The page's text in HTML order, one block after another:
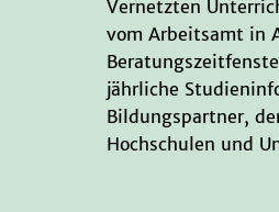
Vernetzten
vom Arbeitsamt in
jährliche
Bildungspartner,
Hochschulen und